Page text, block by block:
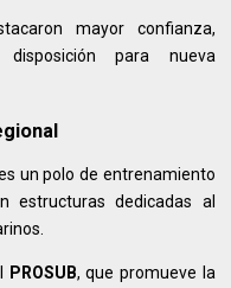
mayor confianza,
para nueva
un polo de entrenamiento
estructuras dedicadas al
PROSUB, que promueve la